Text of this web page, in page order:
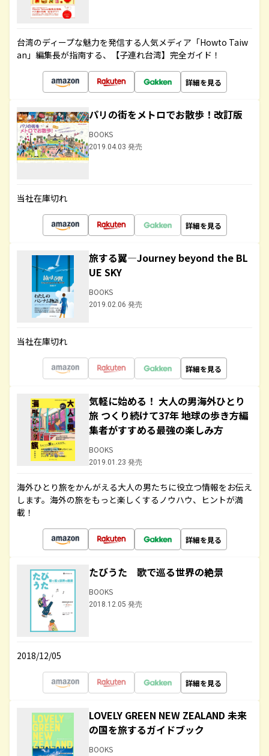
台湾のディープな魅力を発信する人気メディア「Howto Taiw
an」編集長が指南する、【子連れ台湾】完全ガイド！
詳細を見る
パリの街をメトロでお散歩！改訂版
BOOKS
2019.04.03 発売
当社在庫切れ
詳細を見る
旅する翼―Journey beyond the BL
UE SKY
BOOKS
2019.02.06 発売
当社在庫切れ
詳細を見る
気軽に始める！ 大人の男海外ひとり
旅 つくり続けて37年 地球の歩き方編
集者がすすめる最強の楽しみ方
BOOKS
2019.01.23 発売
海外ひとり旅をかんがえる大人の男たちに役立つ情報をお伝え
します。海外の旅をもっと楽しくするノウハウ、ヒントが満
載！
詳細を見る
たびうた 歌で巡る世界の絶景
BOOKS
2018.12.05 発売
2018/12/05
詳細を見る
LOVELY GREEN NEW ZEALAND 未来
の国を旅するガイドブック
BOOKS